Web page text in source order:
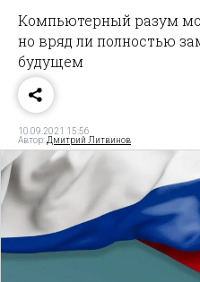
Компьютерный разум
но вряд ли полностью
будущем
10.09.2021 15:56
Автор: Дмитрий Литвинов